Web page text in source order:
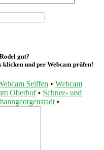
gut?
und per Webcam prüfen!
Seiffen • Webcam
Oberhof• Schnee- und
•